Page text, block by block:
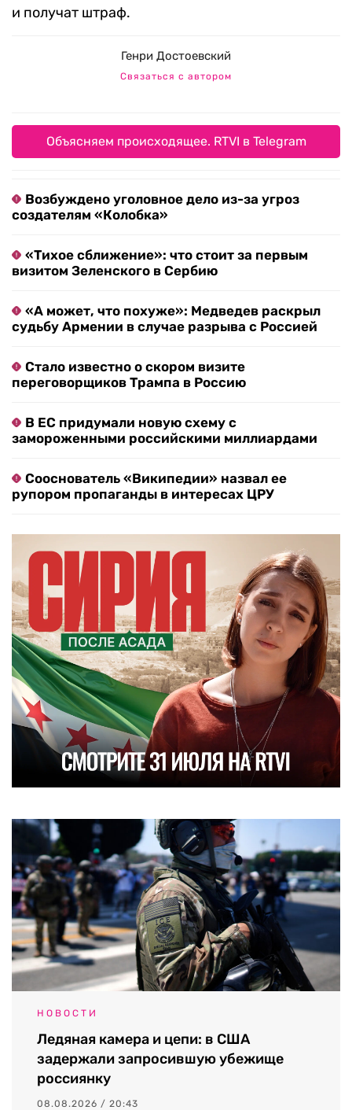
и получат штраф.
Генри Достоевский
Связаться с автором
Объясняем происходящее. RTVI в Telegram
Возбуждено уголовное дело из-за угроз
создателям «Колобка»
«Тихое сближение»: что стоит за первым
визитом Зеленского в Сербию
«А может, что похуже»: Медведев раскрыл
судьбу Армении в случае разрыва с Россией
Стало известно о скором визите
переговорщиков Трампа в Россию
В ЕС придумали новую схему с
замороженными российскими миллиардами
Сооснователь «Википедии» назвал ее
рупором пропаганды в интересах ЦРУ
НОВОСТИ
Ледяная камера и цепи: в США
задержали запросившую убежище
россиянку
08.08.2026 / 20:43